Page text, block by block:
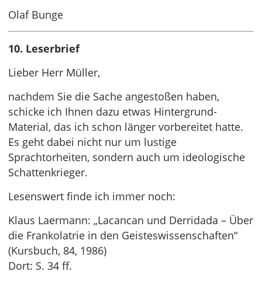
Olaf Bunge
10. Leserbrief
Lieber Herr Müller,
nachdem Sie die Sache angestoßen haben,
schicke ich Ihnen dazu etwas Hintergrund-
Material, das ich schon länger vorbereitet hatte.
Es geht dabei nicht nur um lustige
Sprachtorheiten, sondern auch um ideologische
Schattenkrieger.
Lesenswert finde ich immer noch:
Klaus Laermann: „Lacancan und Derridada – Über
die Frankolatrie in den Geisteswissenschaften“
(Kursbuch, 84, 1986)
Dort: S. 34 ff.